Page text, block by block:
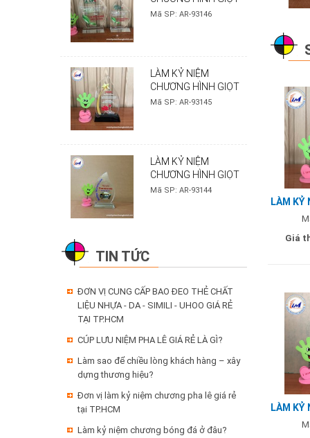
NƯỚC - MẪU UPC
Mã SP: AR-93146
LÀM KỶ NIỆM
CHƯƠNG HÌNH GIỌT
NƯỚC - MẪU SENDO
Mã SP: AR-93145
LÀM KỶ NIỆM
CHƯƠNG HÌNH GIỌT
NƯỚC - MẪU BÀU LÂM
Mã SP: AR-93144
TIN TỨC
ĐƠN VỊ CUNG CẤP BAO ĐEO THẺ CHẤT
LIỆU NHỰA - DA - SIMILI - UHOO GIÁ RẺ
TẠI TP.HCM
CÚP LƯU NIỆM PHA LÊ GIÁ RẺ LÀ GÌ?
Làm sao để chiều lòng khách hàng – xây
dựng thương hiệu?
Đơn vị làm kỷ niệm chương pha lê giá rẻ
tại TP.HCM
Làm kỷ niệm chương bóng đá ở đâu?
LÀM KỶ
SAO
Giá
LÀM KỶ